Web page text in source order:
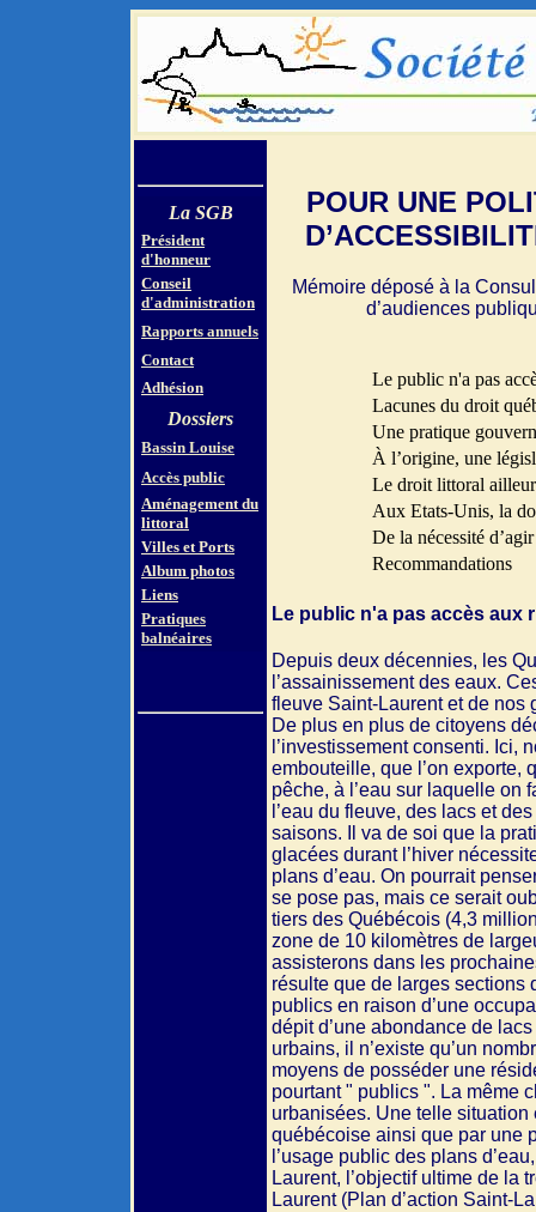
La SGB
Président
d'honneur
Conseil
d'administration
Rapports annuels
Contact
Adhésion
Dossiers
Bassin Louise
Accès public
Aménagement du
littoral
Villes et Ports
Album photos
Liens
Pratiques
balnéaires
POUR UNE
Mémoire déposé à la
d’audiences
Le public n'a pas
Lacunes du droit
Une pratique
À l’origine, une
Le droit littoral
Aux Etats-Unis, la
De la nécessité d’agir
Recommandations
Le public n'a pas accès aux
Depuis deux décennies, les
l’assainissement des eaux.
fleuve Saint-Laurent et de nos
De plus en plus de citoyens
l’investissement consenti. Ici,
embouteille, que l’on exporte,
pêche, à l’eau sur laquelle on
l’eau du fleuve, des lacs et
saisons. Il va de soi que la
glacées durant l’hiver
plans d’eau. On pourrait
se pose pas, mais ce serait
tiers des Québécois (4,3
zone de 10 kilomètres de
assisterons dans les
résulte que de larges sections
publics en raison d’une
dépit d’une abondance de
urbains, il n’existe qu’un
moyens de posséder une
pourtant " publics ". La même
urbanisées. Une telle
québécoise ainsi que par une
l’usage public des plans
Laurent, l’objectif ultime de la
Laurent (Plan d’action Saint-